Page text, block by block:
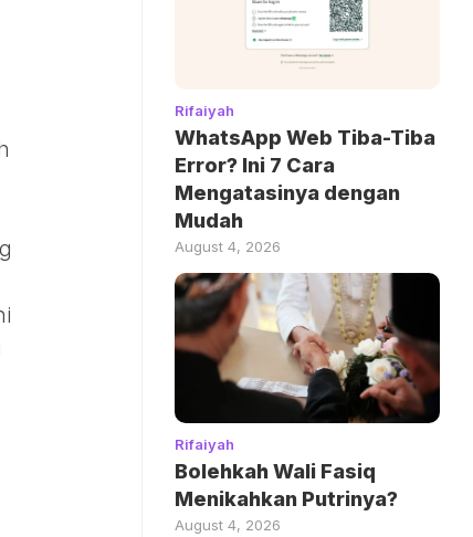
Rifaiyah
WhatsApp Web Tiba-Tiba
Error? Ini 7 Cara
Mengatasinya dengan
Mudah
August 4, 2026
Rifaiyah
Bolehkah Wali Fasiq
Menikahkan Putrinya?
August 4, 2026